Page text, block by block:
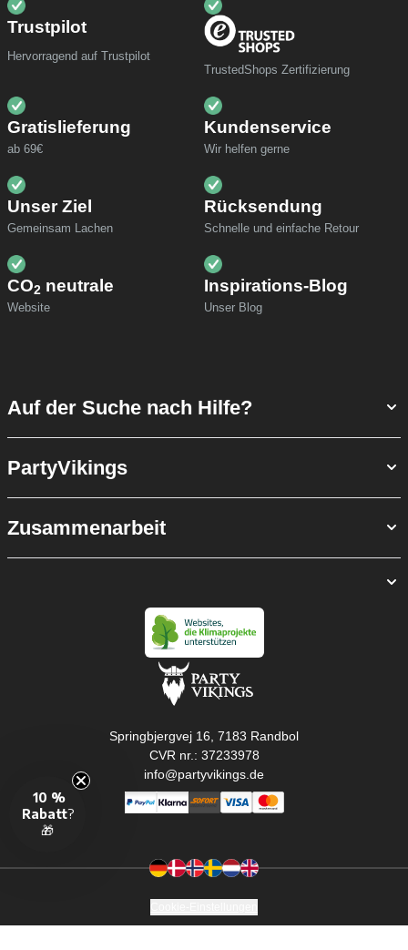
Trustpilot
Hervorragend auf Trustpilot
TrustedShops Zertifizierung
Gratislieferung
ab 69€
Kundenservice
Wir helfen gerne
Unser Ziel
Gemeinsam Lachen
Rücksendung
Schnelle und einfache Retour
CO2 neutrale
Website
Inspirations-Blog
Unser Blog
Auf der Suche nach Hilfe?
PartyVikings
Zusammenarbeit
Springbjergvej 16, 7183 Randbol
CVR nr.: 37233978
info@partyvikings.de
10 %
Rabatt?
🎁